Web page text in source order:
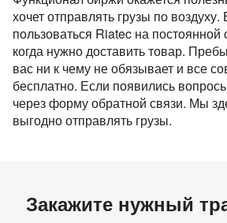
хочет отправлять грузы по
пользоваться Riatec на постоянной
когда нужно доставить товар.
вас ни к чему не обязывает и все
бесплатно. Если появились
через форму обратной связи. Мы
выгодно отправлять грузы.
Закажите нужный